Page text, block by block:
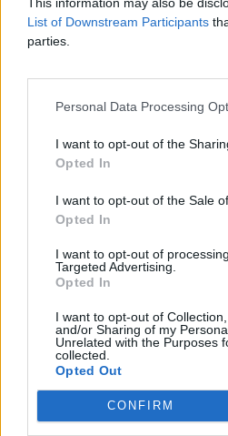
List of Downstream Participants
parties.
Personal Data Processing
I want to opt-out of the
Opted In
I want to opt-out of the Sale
Opted In
I want to opt-out of
Targeted Advertising.
Opted In
I want to opt-out of
and/or Sharing of my
Unrelated with the Purposes
collected.
Opted Out
CONFIRM
Ustawę o osobistych kontach
podpisać prezydent, ale instytucje
wprowadzenie nowego instrumentu
szacunków ekspertów OKI może
czasie urosnąć do ponad 100 mld zł.
Dzisiaj 19:24
Reklama